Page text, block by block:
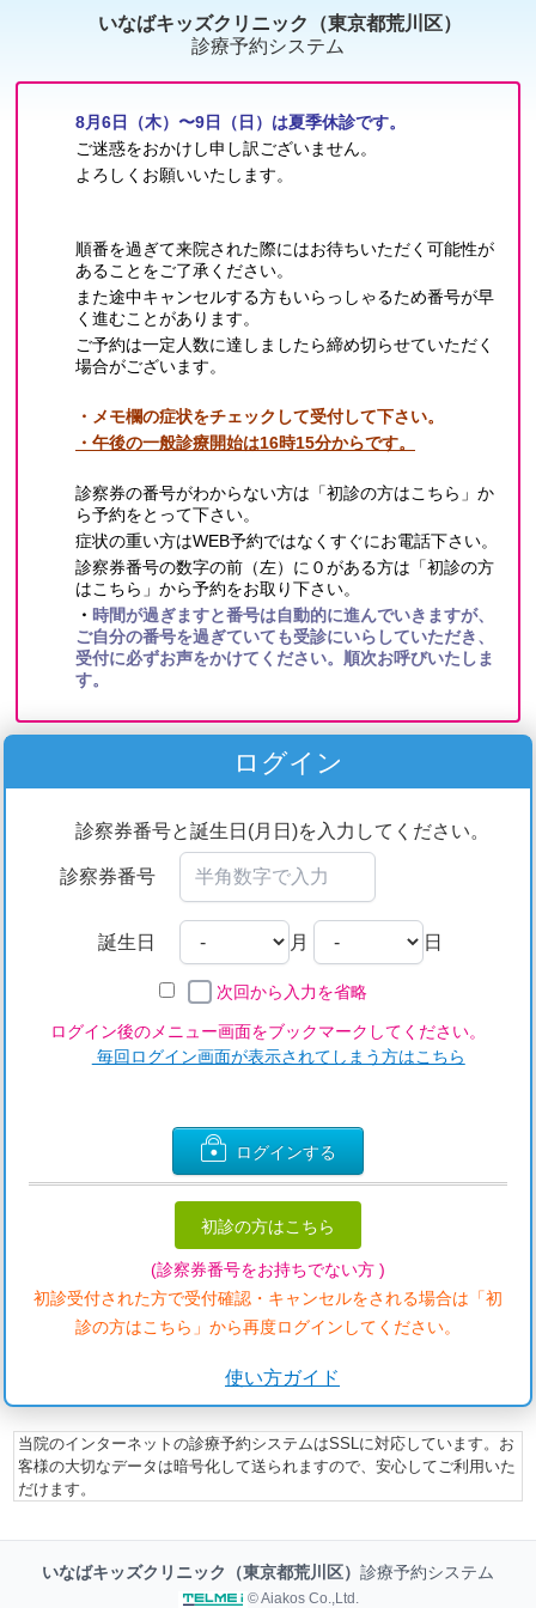
いなばキッズクリニック（東京都荒川区）
診療予約システム
ログイン
診察券番号と誕生日(月日)を入力してください。
診察券番号
誕生日 月 日
次回から入力を省略
ログイン後のメニュー画面をブックマークしてください。
毎回ログイン画面が表示されてしまう方はこちら
ログインする
初診の方はこちら
(診察券番号をお持ちでない方 )
初診受付された方で受付確認・キャンセルをされる場合は「初
診の方はこちら」から再度ログインしてください。
使い方ガイド
当院のインターネットの診療予約システムはSSLに対応しています。お
客様の大切なデータは暗号化して送られますので、安心してご利用いた
だけます。
いなばキッズクリニック（東京都荒川区） 診療予約システム
© Aiakos Co.,Ltd.